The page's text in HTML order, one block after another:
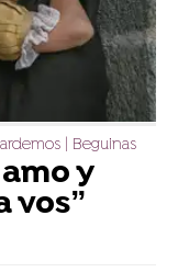
| Beguinas
y
vos”